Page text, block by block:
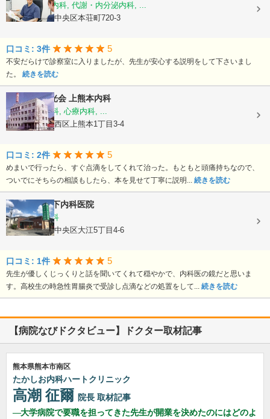
糖尿病内科, 内科, 代謝・内分泌内科, ...
熊本県熊本市中央区本荘町720-3
口コミ: 3件 5
不安だらけで診察室に入りましたが、先生が安心する説明をして下さいまし
た。 続きを読む
医療法人陽光会 上熊本内科
内科, 神経内科, 心療内科, ...
熊本県熊本市西区上熊本1丁目3-4
口コミ: 2件 5
めまいで行ったら、すぐ点滴をしてくれて治った。もともと頭痛持ちなので、
ついでにそちらの相談もしたら、本を見せて丁寧に説明... 続きを読む
医療法人竹下内科医院
内科, 胃腸内科
熊本県熊本市中央区大江5丁目4-6
口コミ: 1件 5
先生が優しくじっくりと話を聞いてくれて穏やかで、内科医の鏡だと思いま
す。高校生の時急性胃腸炎で受診し点滴などの処置をして... 続きを読む
【病院なびドクタビュー】ドクター取材記事
熊本県熊本市南区
たかしお内科ハートクリニック
高潮 征爾 院長 取材記事
大学病院で要職を担ってきた先生が開業を決めたのにはどのよ